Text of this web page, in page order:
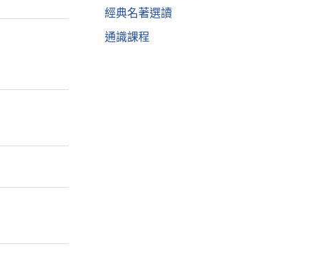
經典名著選讀
通識課程